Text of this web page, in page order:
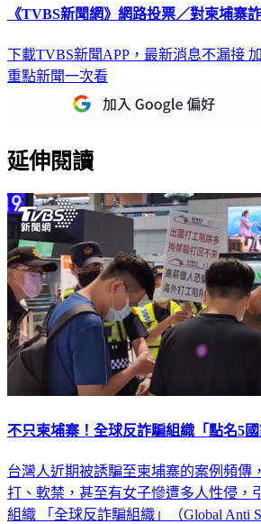
《TVBS新聞網》網路投票／對柬埔寨
下載TVBS新聞APP，最新消息不漏接
重點新聞一次看
延伸閱讀
不只柬埔寨！全球反詐騙組織「點名5
台灣人近期被誘騙至柬埔寨的案例頻傳
打、軟禁，甚至有女子慘遭多人性侵，
組織 「全球反詐騙組織」（Global Anti